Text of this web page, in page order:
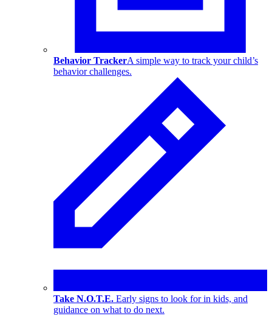
Behavior TrackerA simple way to track your child’s
behavior challenges.
Take N.O.T.E. Early signs to look for in kids, and
guidance on what to do next.